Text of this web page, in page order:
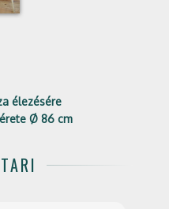
élezésére
113 x 36 x 110 cm, a kő mérete Ø 86 cm